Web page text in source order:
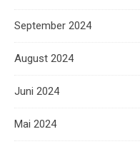
September 2024
August 2024
Juni 2024
Mai 2024